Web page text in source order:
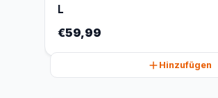
L
€59,99
Hinzufügen